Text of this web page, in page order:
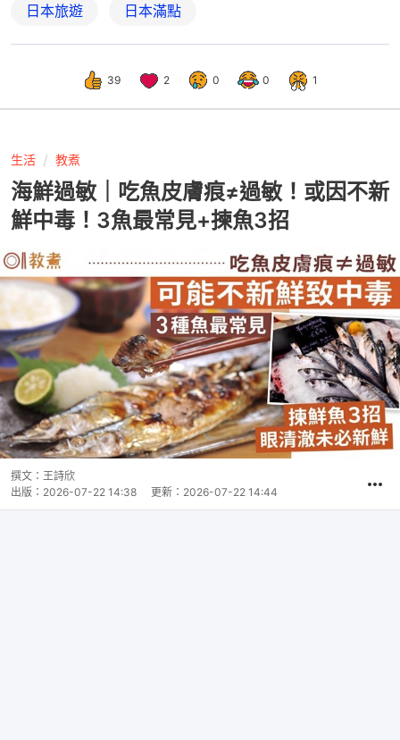
日本旅遊 日本滿點
39 2 0 0 1
生活 教煮
海鮮過敏｜吃魚皮膚痕≠過敏！或因不新
鮮中毒！3魚最常見+揀魚3招
撰文： 王詩欣
出版： 2026-07-22 14:38 更新： 2026-07-22 14:44